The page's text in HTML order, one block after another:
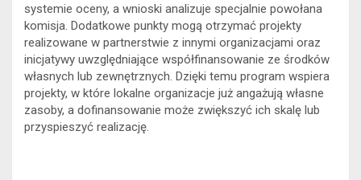
systemie oceny, a wnioski analizuje specjalnie powołana
komisja. Dodatkowe punkty mogą otrzymać projekty
realizowane w partnerstwie z innymi organizacjami oraz
inicjatywy uwzględniające współfinansowanie ze środków
własnych lub zewnętrznych. Dzięki temu program wspiera
projekty, w które lokalne organizacje już angażują własne
zasoby, a dofinansowanie może zwiększyć ich skalę lub
przyspieszyć realizację.